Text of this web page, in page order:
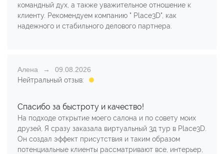
командный дух, а также уважительное отношение к
клиенту. Рекомендуем компанию " Place3D", как
надежного и стабильного делового партнера.
Алена
09.08.2026
Нейтральный отзыв:
Спасибо за быстроту и качество!
На подходе открытие моего салона и по совету моих
друзей, Я сразу заказала виртуальный 3д тур в Place3D.
Он создал эффект присутствия и таким образом
потенциальные клиенты рассматривают все, интерьер,